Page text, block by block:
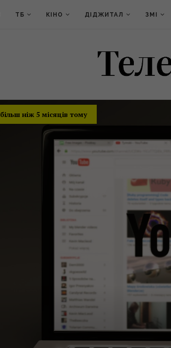
ТБ КІНО ДІДЖИТАЛ ЗМІ
більш ніж 5 місяців тому